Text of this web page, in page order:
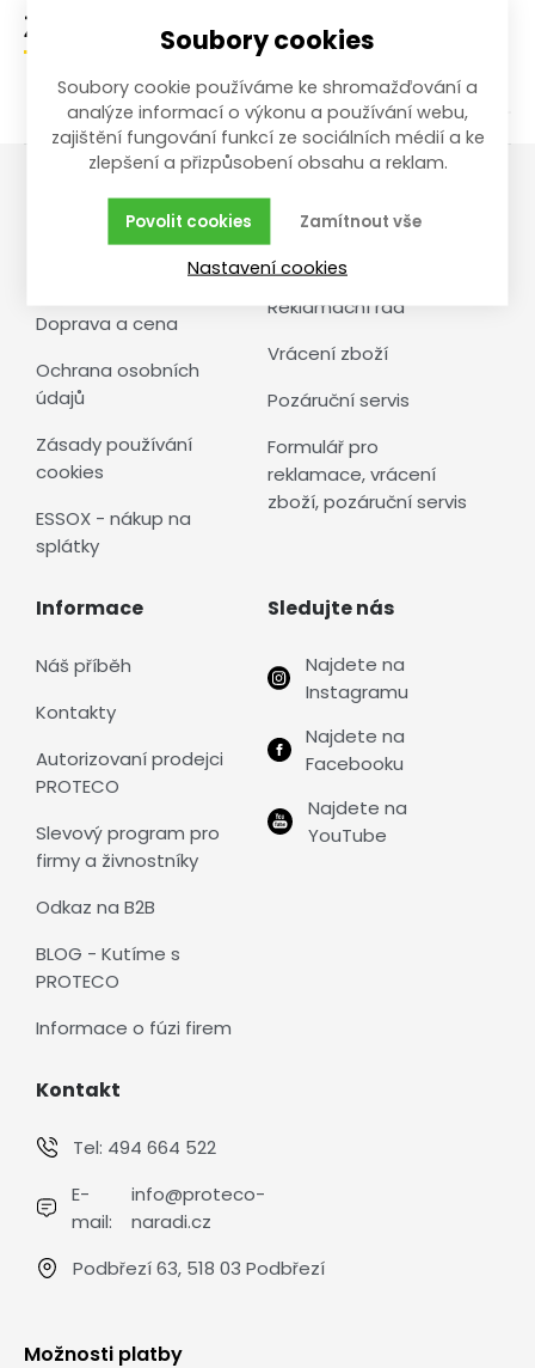
Zařazení zboží
Vše o nákupu
Obchodní podmínky
Doprava a cena
Ochrana osobních
údajů
Zásady používání
cookies
ESSOX - nákup na
splátky
Reklamace,
vrácení, servis
Reklamační řád
Vrácení zboží
Pozáruční servis
Formulář pro
reklamace, vrácení
zboží, pozáruční servis
Informace
Náš příběh
Kontakty
Autorizovaní prodejci
PROTECO
Slevový program pro
firmy a živnostníky
Odkaz na B2B
BLOG - Kutíme s
PROTECO
Informace o fúzi firem
Sledujte nás
Najdete na
Instagramu
Najdete na
Facebooku
Najdete na
YouTube
Kontakt
Tel: 494 664 522
E-
mail:
info@proteco-
naradi.cz
Podbřezí 63, 518 03 Podbřezí
Možnosti platby
Soubory cookies
Soubory cookie používáme ke shromažďování a
analýze informací o výkonu a používání webu,
zajištění fungování funkcí ze sociálních médií a ke
zlepšení a přizpůsobení obsahu a reklam.
Zamítnout vše
Povolit cookies
Nastavení cookies